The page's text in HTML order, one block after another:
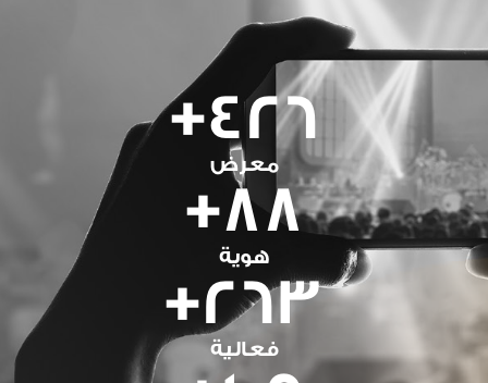
معرض
426
+
هوية
88
+
فعالية
263
+